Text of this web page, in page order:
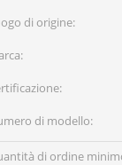
di origine:
di modello:
di ordine